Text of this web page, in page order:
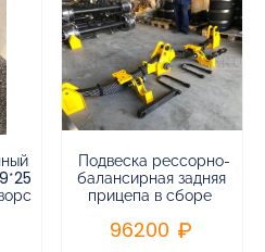
Подвеска рессорно-
балансирная задняя
прицепа в сборе
96200